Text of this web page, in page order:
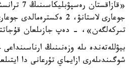
جوعارى لاستانۋ، 2
تىركەلگەن»، - دەپ جازىلعان
بيۋللەتەندە ىلە وزەنىنىڭ
شوگىندىلەرى ازايماي تۇرعانى دا